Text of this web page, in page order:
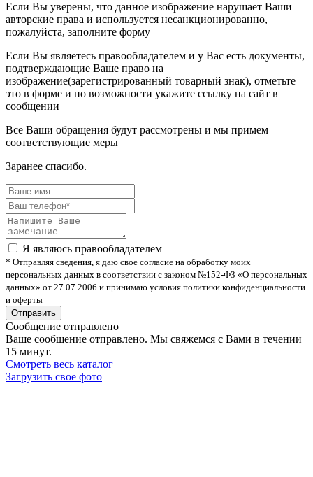
Если Вы уверены, что данное изображение нарушает Ваши
авторские права и используется несанкционированно,
пожалуйста, заполните форму
Если Вы являетесь правообладателем и у Вас есть документы,
подтверждающие Ваше право на
изображение(зарегистрированный товарный знак), отметьте
это в форме и по возможности укажите ссылку на сайт в
сообщении
Все Ваши обращения будут рассмотрены и мы примем
соответствующие меры
Заранее спасибо.
Я являюсь правообладателем
* Отправляя сведения, я даю свое согласие на обработку моих
персональных данных в соответствии с законом №152-ФЗ «О персональных
данных» от 27.07.2006 и принимаю условия политики конфиденциальности
и оферты
Сообщение отправлено
Ваше сообщение отправлено. Мы свяжемся с Вами в течении
15 минут.
Смотреть весь каталог
Загрузить свое фото